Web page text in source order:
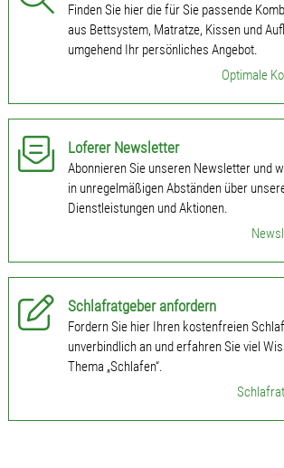
Finden Sie hier die für Sie passende
aus Bettsystem, Matratze, Kissen und
umgehend Ihr persönliches Angebot.
Optimale
Loferer Newsletter
Abonnieren Sie unseren Newsletter und
in unregelmäßigen Abständen über
Dienstleistungen und Aktionen.
Schlafratgeber anfordern
Fordern Sie hier Ihren kostenfreien
unverbindlich an und erfahren Sie viel
Thema „Schlafen“.